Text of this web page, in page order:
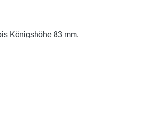
Königshöhe 83 mm.